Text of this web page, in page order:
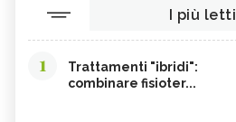
I più letti
1
Trattamenti "ibridi":
combinare fisioter...